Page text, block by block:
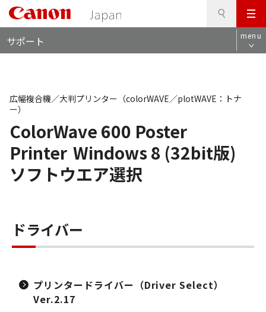
メ
ニ
ュ
サポート menu
ColorWave 600 Poster
Printer Windows 8 (32bit版)
ソフトウエア選択
広幅複合機／大判プリンター（colorWAVE／plotWAVE：トナ
ー）
ドライバー
プリンタードライバー（Driver Select）
Ver.2.17